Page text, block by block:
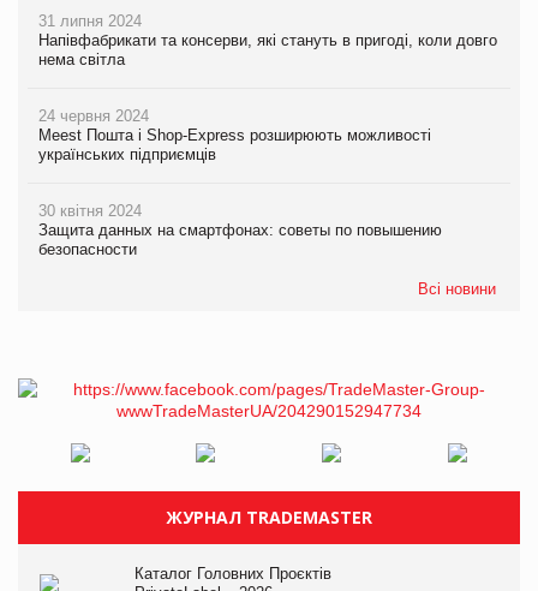
31 липня 2024
Напівфабрикати та консерви, які стануть в пригоді, коли довго
нема світла
24 червня 2024
Meest Пошта і Shop-Express розширюють можливості
українських підприємців
30 квітня 2024
Защита данных на смартфонах: советы по повышению
безопасности
Всі новини
ЖУРНАЛ TRADEMASTER
Каталог Головних Проєктів